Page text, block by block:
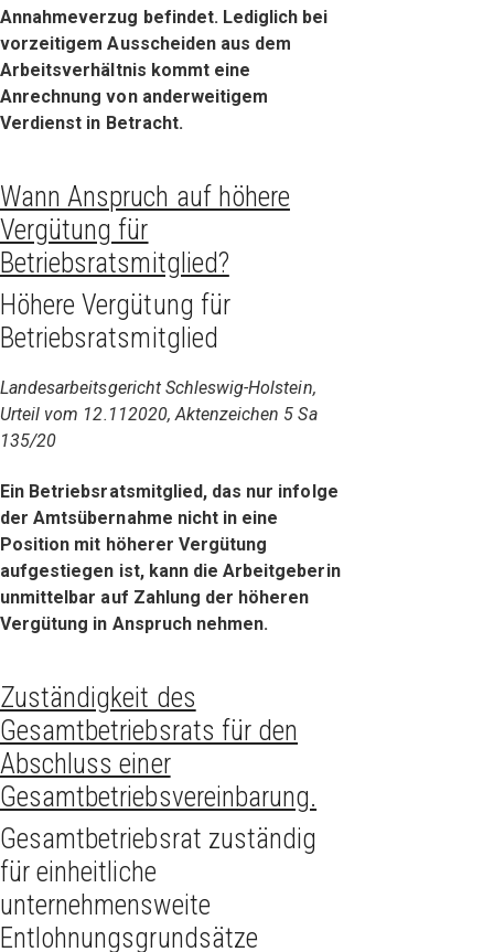
Annahmeverzug befindet. Lediglich bei
vorzeitigem Ausscheiden aus dem
Arbeitsverhältnis kommt eine
Anrechnung von anderweitigem
Verdienst in Betracht.
Wann Anspruch auf höhere
Vergütung für
Betriebsratsmitglied?
Höhere Vergütung für
Betriebsratsmitglied
Landesarbeitsgericht Schleswig-Holstein,
Urteil vom 12.112020, Aktenzeichen 5 Sa
135/20
Ein Betriebsratsmitglied, das nur infolge
der Amtsübernahme nicht in eine
Position mit höherer Vergütung
aufgestiegen ist, kann die Arbeitgeberin
unmittelbar auf Zahlung der höheren
Vergütung in Anspruch nehmen.
Zuständigkeit des
Gesamtbetriebsrats für den
Abschluss einer
Gesamtbetriebsvereinbarung.
Gesamtbetriebsrat zuständig
für einheitliche
unternehmensweite
Entlohnungsgrundsätze